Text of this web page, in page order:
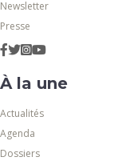
Newsletter
Presse
À la une
Actualités
Agenda
Dossiers